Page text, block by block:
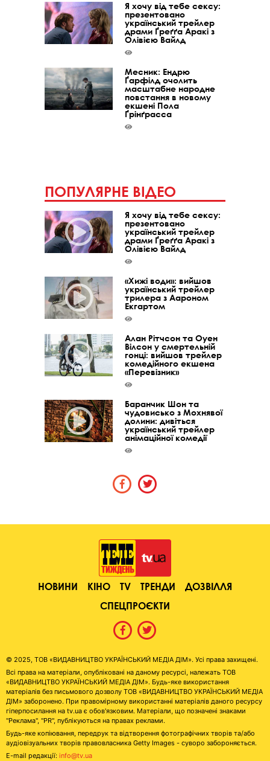
Я хочу від тебе сексу:
презентовано
український трейлер
драми Ґреґґа Аракі з
Олівією Вайлд
Месник: Ендрю
Ґарфілд очолить
масштабне народне
повстання в новому
екшені Пола
Ґрінґрасса
ПОПУЛЯРНЕ ВІДЕО
Я хочу від тебе сексу:
презентовано
український трейлер
драми Ґреґґа Аракі з
Олівією Вайлд
«Хижі води»: вийшов
український трейлер
трилера з Аароном
Екгартом
Алан Рітчсон та Оуен
Вілсон у смертельній
гонці: вийшов трейлер
комедійного екшена
«Перевізник»
Баранчик Шон та
чудовисько з Мохнявої
долини: дивіться
український трейлер
анімаційної комедії
НОВИНИ КІНО TV ТРЕНДИ
ДОЗВІЛЛЯ
СПЕЦПРОЄКТИ
© 2025, ТОВ «ВИДАВНИЦТВО УКРАЇНСЬКИЙ МЕДІА ДІМ». Усі права захищені.
Всі права на матеріали, опубліковані на даному ресурсі, належать ТОВ
«ВИДАВНИЦТВО УКРАЇНСЬКИЙ МЕДІА ДІМ». Будь-яке використання
матеріалів без письмового дозволу ТОВ «ВИДАВНИЦТВО УКРАЇНСЬКИЙ МЕДІА
ДІМ» заборонено. При правомірному використанні матеріалів даного ресурсу
гіперпосилання на tv.ua є обов'язковим. Матеріали, що позначені знаками
"Реклама", "PR", публікуються на правах реклами.
Будь-яке копіювання, передрук та відтворення фотографічних творів та/або
аудіовізуальних творів правовласника Getty Images - суворо забороняється.
E-mail редакції: info@tv.ua